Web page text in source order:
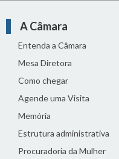
A Câmara
Entenda a Câmara
Mesa Diretora
Como chegar
Agende uma Visita
Memória
Estrutura administrativa
Procuradoria da Mulher